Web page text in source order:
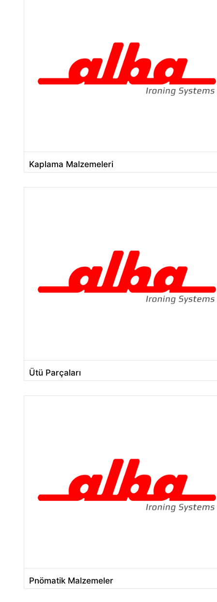
Kaplama Malzemeleri
Ütü Parçaları
Pnömatik Malzemeler